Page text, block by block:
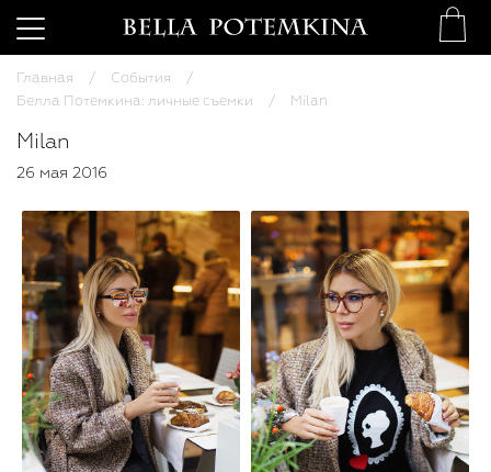
Главная
События
Белла Потемкина: личные съемки
Milan
Milan
26 мая 2016